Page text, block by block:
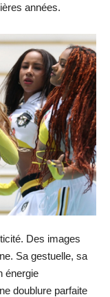
années.
Des images
Sa gestuelle, sa
énergie
doublure parfaite